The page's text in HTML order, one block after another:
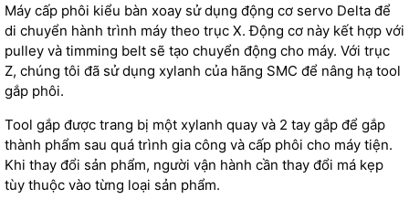
Máy cấp phôi kiểu bàn xoay sử dụng động cơ servo Delta để
di chuyển hành trình máy theo trục X. Động cơ này kết hợp với
pulley và timming belt sẽ tạo chuyển động cho máy. Với trục
Z, chúng tôi đã sử dụng xylanh của hãng SMC để nâng hạ tool
gắp phôi.
Tool gắp được trang bị một xylanh quay và 2 tay gắp để gắp
thành phẩm sau quá trình gia công và cấp phôi cho máy tiện.
Khi thay đổi sản phẩm, người vận hành cần thay đổi má kẹp
tùy thuộc vào từng loại sản phẩm.